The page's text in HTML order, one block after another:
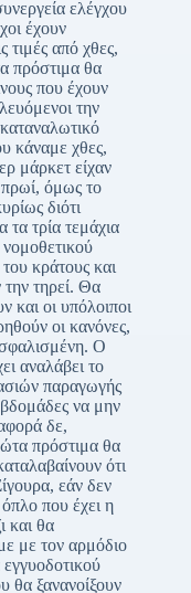
ελέγχου
έχουν
τιμές από χθες,
πρόστιμα θα
που έχουν
την
κάναμε χθες,
μάρκετ είχαν
όμως το
διότι
τα τρία τεμάχια
κράτους και
την τηρεί. Θα
και οι υπόλοιποι
οι κανόνες,
Ο
αναλάβει το
παραγωγής
να μην
δε,
πρόστιμα θα
ότι
εάν δεν
που έχει η
και θα
με τον αρμόδιο
θα ξανανοίξουν